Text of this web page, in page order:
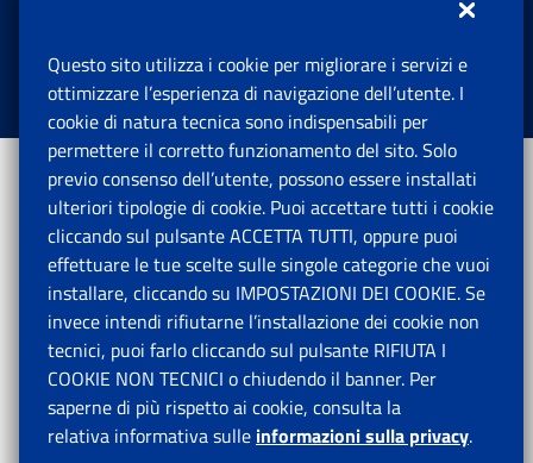
Istituto Nazionale Previdenza Sociale.
Tutti i diritti riservati.
Questo sito utilizza i cookie per migliorare i servizi e
ottimizzare l’esperienza di navigazione dell’utente. I
cookie di natura tecnica sono indispensabili per
permettere il corretto funzionamento del sito. Solo
previo consenso dell’utente, possono essere installati
ulteriori tipologie di cookie. Puoi accettare tutti i cookie
cliccando sul pulsante ACCETTA TUTTI, oppure puoi
effettuare le tue scelte sulle singole categorie che vuoi
installare, cliccando su IMPOSTAZIONI DEI COOKIE. Se
invece intendi rifiutarne l’installazione dei cookie non
tecnici, puoi farlo cliccando sul pulsante RIFIUTA I
COOKIE NON TECNICI o chiudendo il banner. Per
saperne di più rispetto ai cookie, consulta la
relativa informativa sulle informazioni sulla privacy.